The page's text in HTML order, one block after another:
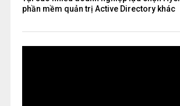
phần mềm quản trị Active Directory khác